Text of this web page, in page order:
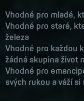
Vhodné pro mladé,
Vhodné pro staré,
železa
Vhodné pro každou
žádná skupina život
Vhodné pro
svých rukou a váží